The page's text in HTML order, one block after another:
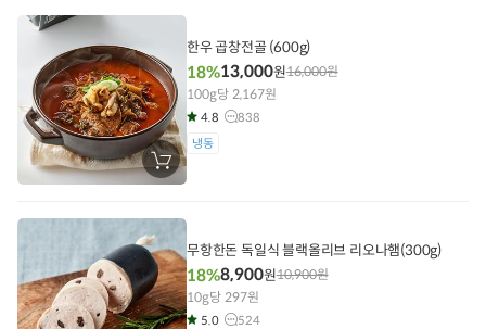
에
장
바
에
기
한우 곱창전골 (600g)
18%13,000원16,000원
100g당 2,167원
4.8
838
냉동
무항한돈 독일식 블랙올리브 리오나햄(300g)
18%8,900원10,900원
10g당 297원
5.0
524